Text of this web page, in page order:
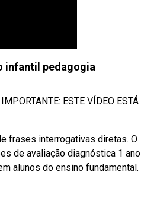
infantil pedagogia
ESTE VÍDEO ESTÁ
frases interrogativas diretas. O
de avaliação diagnóstica 1 ano
alunos do ensino fundamental.